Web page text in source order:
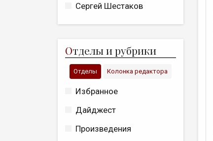
Сергей Шестаков
Отделы и рубрики
Отделы Колонка редактора
Избранное
Дайджест
Произведения